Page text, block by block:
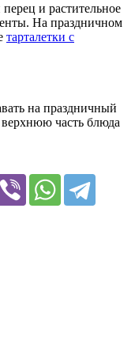
и растительное
На праздничном
тарталетки с
на праздничный
часть блюда